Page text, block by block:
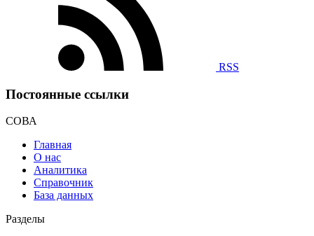
RSS
Постоянные ссылки
СОВА
Главная
О нас
Аналитика
Справочник
База данных
Разделы